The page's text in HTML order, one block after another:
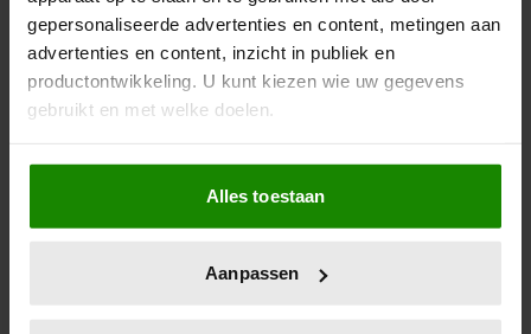
gepersonaliseerde advertenties en content, metingen aan
advertenties en content, inzicht in publiek en
productontwikkeling. U kunt kiezen wie uw gegevens
gebruikt en met welke doelen.
Als u het toestaat, willen we ook graag:
Informatie verzamelen over uw geografische
locatie, die tot een paar meter nauwkeurig kan zijn
scannen op specifieke eigenschappen (fingerprinting)
Alles toestaan
Aanpassen
GESPANNEN BAND: DÍT IS DE
REDEN